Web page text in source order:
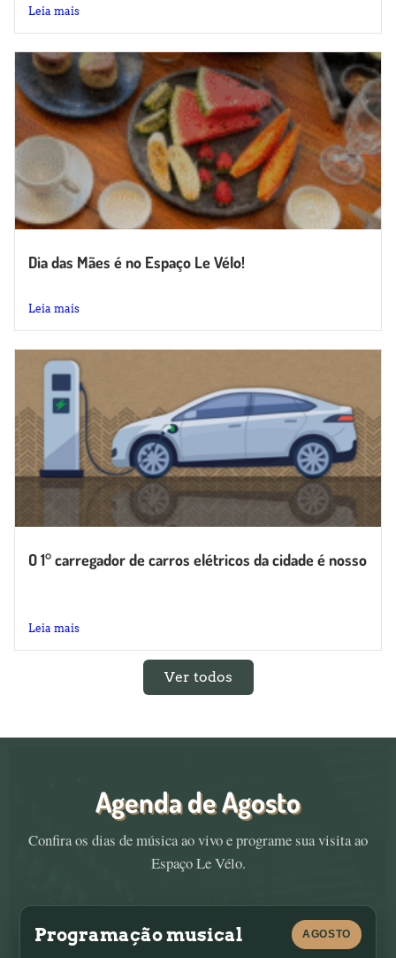
Leia mais
Dia das Mães é no Espaço Le Vélo!
Leia mais
O 1° carregador de carros elétricos da cidade é nosso
Leia mais
Ver todos
Agenda de Agosto
Confira os dias de música ao vivo e programe sua visita ao
Espaço Le Vélo.
Programação musical AGOSTO